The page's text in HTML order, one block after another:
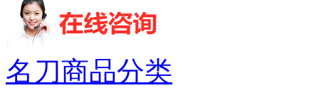
名刀商品分类